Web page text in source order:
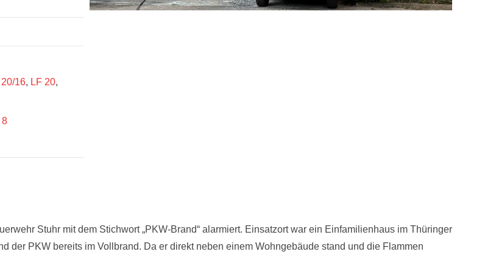
16, LF 20,
8
Stuhr mit dem Stichwort „PKW-Brand“ alarmiert. Einsatzort war ein Einfamilienhaus im Thüringer
der PKW bereits im Vollbrand. Da er direkt neben einem Wohngebäude stand und die Flammen